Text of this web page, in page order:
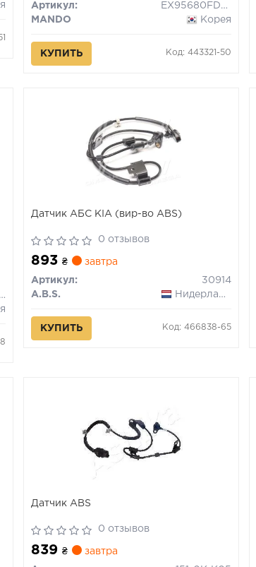
Артикул:
EX95680FD000
MANDO
Корея
КУПИТЬ Код: 443321-50
EX956801R000
Датчик АБС KIA (вир-во ABS)
0 отзывов
893₴ завтра
Артикул:
30914
A.B.S.
Нидерланды
КУПИТЬ Код: 466838-65
Датчик ABS
0 отзывов
839₴ завтра